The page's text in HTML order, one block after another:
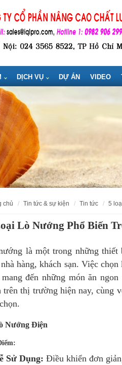
DỊCH VỤ DỰ ÁN VIDEO
chủ tin tức & sự kiện tin tức 5
Lò Nướng Phổ Biến
là một trong những thiết
hàng, khách sạn. Việc
mang đến những món ăn
trên thị trường hiện nay, cùng
Nướng Điện
Sử Dụng: Điều khiển đơn